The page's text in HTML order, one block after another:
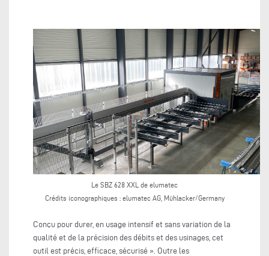
Le SBZ 628 XXL de elumatec
Crédits iconographiques : elumatec AG, Mühlacker/Germany
Conçu pour durer, en usage intensif et sans variation de la
qualité et de la précision des débits et des usinages, cet
outil est précis, efficace, sécurisé ». Outre les